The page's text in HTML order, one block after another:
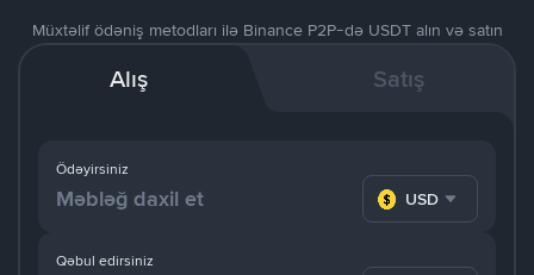
Müxtəlif ödəniş metodları ilə Binance P2P-də USDT alın və satın
Alış Satış
Ödəyirsiniz
USD
Qəbul edirsiniz